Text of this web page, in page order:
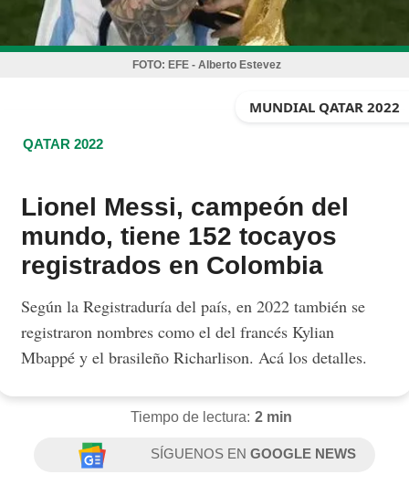
FOTO: EFE - Alberto Estevez
MUNDIAL QATAR 2022
QATAR 2022
Lionel Messi, campeón del
mundo, tiene 152 tocayos
registrados en Colombia
Según la Registraduría del país, en 2022 también se
registraron nombres como el del francés Kylian
Mbappé y el brasileño Richarlison. Acá los detalles.
Tiempo de lectura: 2 min
SÍGUENOS ENGOOGLE NEWS